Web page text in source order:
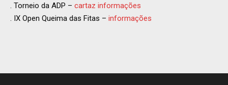
. Torneio da ADP – cartaz informações
. IX Open Queima das Fitas – informações